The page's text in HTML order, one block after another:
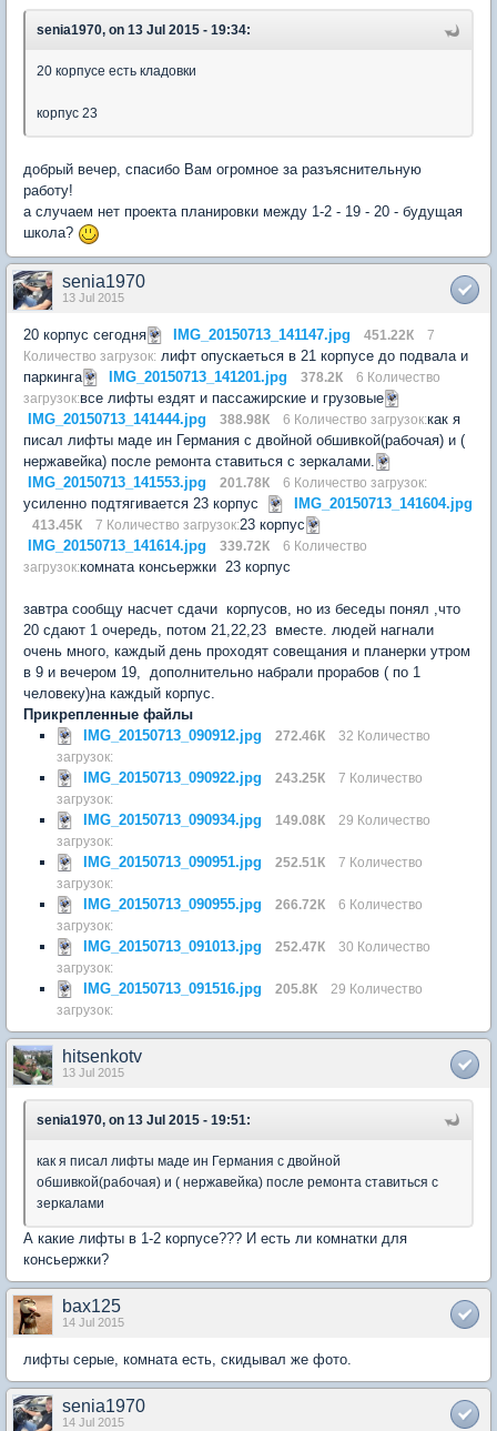
senia1970, on 13 Jul 2015 - 19:34:
20 корпусе есть кладовки
корпус 23
добрый вечер, спасибо Вам огромное за разъяснительную
работу!
а случаем нет проекта планировки между 1-2 - 19 - 20 - будущая
школа?
senia1970
13 Jul 2015
20 корпус сегодня IMG_20150713_141147.jpg 451.22К
7
Количество загрузок: лифт опускаеться в 21 корпусе до подвала и
паркинга
IMG_20150713_141201.jpg 378.2К
6 Количество
загрузок:все лифты ездят и пассажирские и грузовые
IMG_20150713_141444.jpg
388.98К 6 Количество загрузок:как я
писал лифты маде ин Германия с двойной обшивкой(рабочая) и (
нержавейка) после ремонта ставиться с зеркалами.
IMG_20150713_141553.jpg
201.78К 6 Количество загрузок:
усиленно подтягивается 23 корпус IMG_20150713_141604.jpg
413.45К 7 Количество загрузок:23 корпус
IMG_20150713_141614.jpg
339.72К
6 Количество
загрузок:комната консьержки 23 корпус
завтра сообщу насчет сдачи корпусов, но из беседы понял ,что
20 сдают 1 очередь, потом 21,22,23 вместе. людей нагнали
очень много, каждый день проходят совещания и планерки утром
в 9 и вечером 19, дополнительно набрали прорабов ( по 1
человеку)на каждый корпус.
Прикрепленные файлы
IMG_20150713_090912.jpg
272.46К
32 Количество
загрузок:
IMG_20150713_090922.jpg 243.25К
7 Количество
загрузок:
IMG_20150713_090934.jpg 149.08К
29 Количество
загрузок:
IMG_20150713_090951.jpg 252.51К
7 Количество
загрузок:
IMG_20150713_090955.jpg 266.72К
6 Количество
загрузок:
IMG_20150713_091013.jpg 252.47К
30 Количество
загрузок:
IMG_20150713_091516.jpg 205.8К
29 Количество
загрузок:
hitsenkotv
13 Jul 2015
senia1970, on 13 Jul 2015 - 19:51:
как я писал лифты маде ин Германия с двойной
обшивкой(рабочая) и ( нержавейка) после ремонта ставиться с
зеркалами
А какие лифты в 1-2 корпусе??? И есть ли комнатки для
консьержки?
bax125
14 Jul 2015
лифты серые, комната есть, скидывал же фото.
senia1970
14 Jul 2015